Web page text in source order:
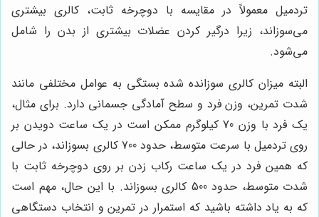
تردمیل معمولاً در مقایسه با دوچرخه ثابت، کالری بیشتری
می‌سوزاند، زیرا درگیر کردن عضلات بیشتری از بدن را شامل
می‌شود.
البته میزان کالری سوزانده شده بستگی به عوامل مختلفی مانند
شدت تمرین، وزن فرد و سطح آمادگی جسمانی دارد. برای مثال،
یک فرد با وزن 70 کیلوگرم ممکن است در یک ساعت دویدن بر
روی تردمیل با سرعت متوسط، حدود 700 کالری بسوزاند، در حالی
که همین فرد در یک ساعت رکاب زدن بر روی دوچرخه ثابت با
شدت متوسط، حدود 500 کالری بسوزاند. با این حال، مهم است
که به یاد داشته باشید که استمرار در تمرین و انتخاب دستگاهی